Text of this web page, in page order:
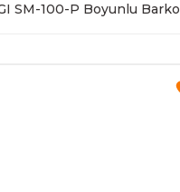
SM-100-P Boyunlu